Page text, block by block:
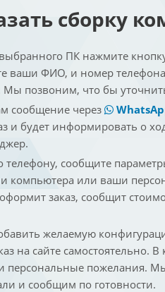
сборку
ПК нажмите
ваши ФИО, и номер
Мы позвоним, что бы
сообщение через
и будет информировать о
телефону, сообщите
компьютера или ваши
заказ, сообщит
желаемую
на сайте самостоятельно.
персональные пожелания.
и сообщим по готовности.